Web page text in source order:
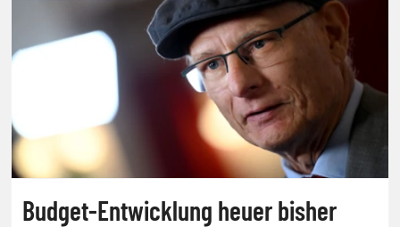
Budget-Entwicklung heuer bisher